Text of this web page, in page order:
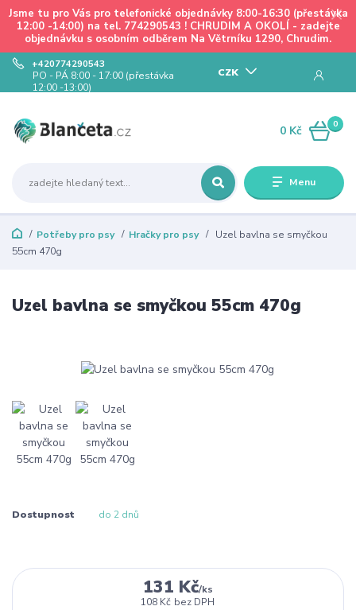
Jsme tu pro Vás pro telefonické objednávky 8:00-16:30 (přestávka
12:00 -14:00) na tel. 774290543 ! CHRUDIM A OKOLÍ - zadejte
objednávku s osobním odběrem Na Větrníku 1290, Chrudim.
Menu
CZK
+420774290543
PO - PÁ 8:00 - 17:00 (přestávka
12:00 -13:00)
0
0 Kč
Potřeby pro psy Hračky pro psy
Uzel bavlna se smyčkou
55cm 470g
Uzel bavlna se smyčkou 55cm 470g
Dostupnost do 2 dnů
131 Kč/ks
108 Kč bez DPH